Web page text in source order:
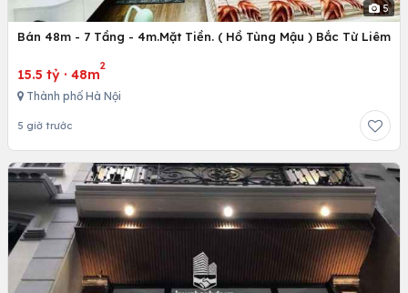
5
Bán 48m - 7 Tầng - 4m.Mặt Tiền. ( Hồ Tùng Mậu ) Bắc Từ Liêm
15.5 tỷ · 48m
2
Thành phố Hà Nội
5 giờ trước